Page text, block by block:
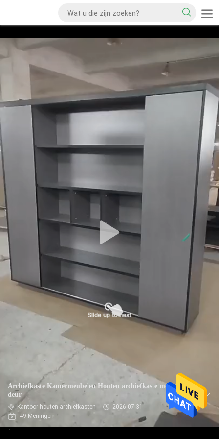
Archiefkaste Kamermeubelen Houten archiefkaste met glazen
deur
Kantoor houten archiefkasten
2026-07-31
49 Meningen